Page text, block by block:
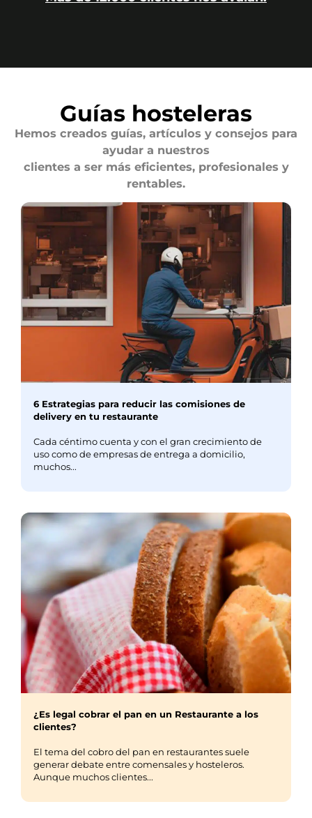
Guías hosteleras
Hemos creados guías, artículos y consejos para
ayudar a nuestros
clientes a ser más eficientes, profesionales y
rentables.
6 Estrategias para reducir las comisiones de
delivery en tu restaurante
Cada céntimo cuenta y con el gran crecimiento de
uso como de empresas de entrega a domicilio,
muchos...
¿Es legal cobrar el pan en un Restaurante a los
clientes?
El tema del cobro del pan en restaurantes suele
generar debate entre comensales y hosteleros.
Aunque muchos clientes...